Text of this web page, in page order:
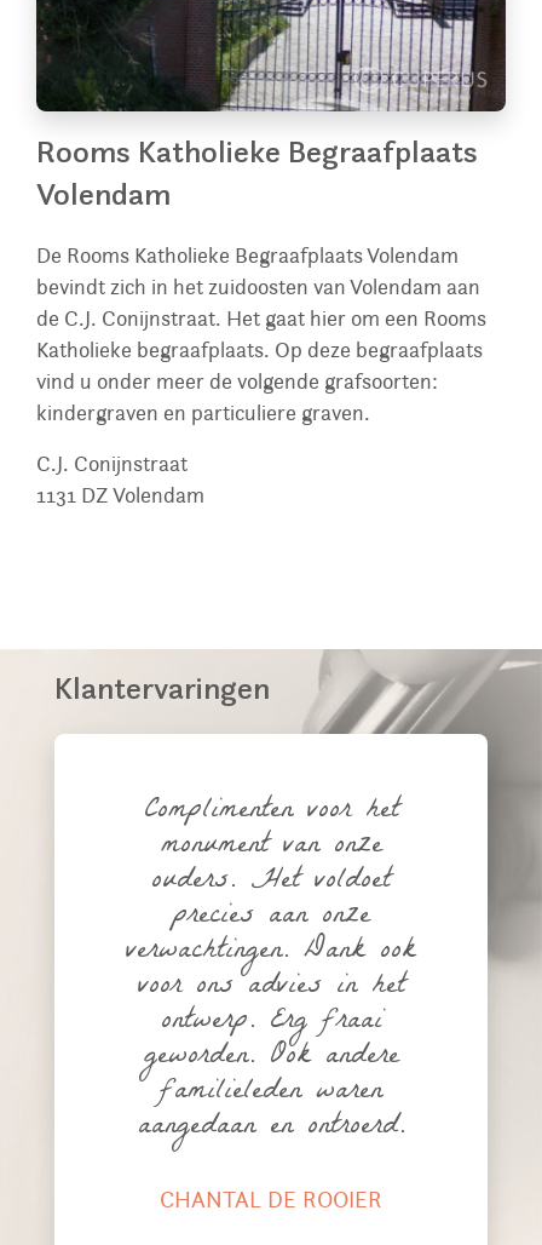
Rooms Katholieke Begraafplaats
Volendam
De Rooms Katholieke Begraafplaats Volendam
bevindt zich in het zuidoosten van Volendam aan
de C.J. Conijnstraat. Het gaat hier om een Rooms
Katholieke begraafplaats. Op deze begraafplaats
vind u onder meer de volgende grafsoorten:
kindergraven en particuliere graven.
C.J. Conijnstraat
1131 DZVolendam
Klantervaringen
Complimenten voor het
monument van onze
ouders. Het voldoet
precies aan onze
verwachtingen. Dank ook
voor ons advies in het
ontwerp. Erg fraai
geworden. Ook andere
familieleden waren
aangedaan en ontroerd.
CHANTAL DE ROOIER